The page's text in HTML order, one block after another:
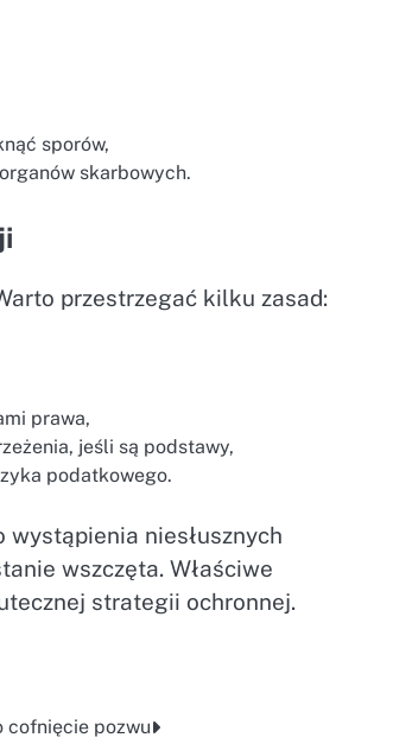
sporów,
skarbowych.
przestrzegać kilku zasad:
prawa,
jeśli są podstawy,
podatkowego.
niesłusznych
wszczęta. Właściwe
strategii ochronnej.
cofnięcie pozwu